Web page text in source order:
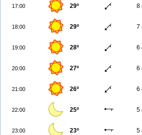
17:00 29º 8
18:00 29º 7
19:00 28º 6
20:00 27º 6
21:00 26º 6
22:00 25º 5
23:00 23º 5